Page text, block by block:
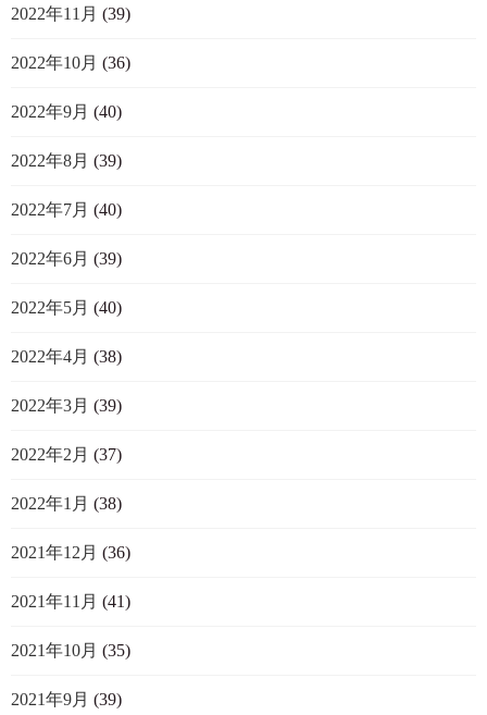
2022年11月 (39)
2022年10月 (36)
2022年9月 (40)
2022年8月 (39)
2022年7月 (40)
2022年6月 (39)
2022年5月 (40)
2022年4月 (38)
2022年3月 (39)
2022年2月 (37)
2022年1月 (38)
2021年12月 (36)
2021年11月 (41)
2021年10月 (35)
2021年9月 (39)